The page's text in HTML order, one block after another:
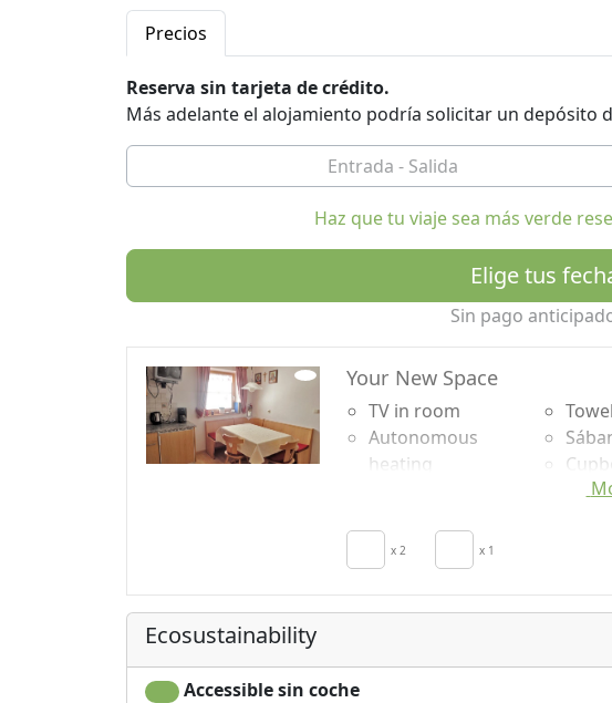
trineo tirado por caballos en invierno con los caballos o
Precios
Reserva sin tarjeta de crédito.
Más adelante el alojamiento podría solicitar un depósito
Haz que tu viaje sea más verde
Elige tus
Sin pago
Your New Space
TV in room
Autonomous
heating
secador de pelo
Living room
x 2 x 1
Ecosustainability
Accessible sin coche